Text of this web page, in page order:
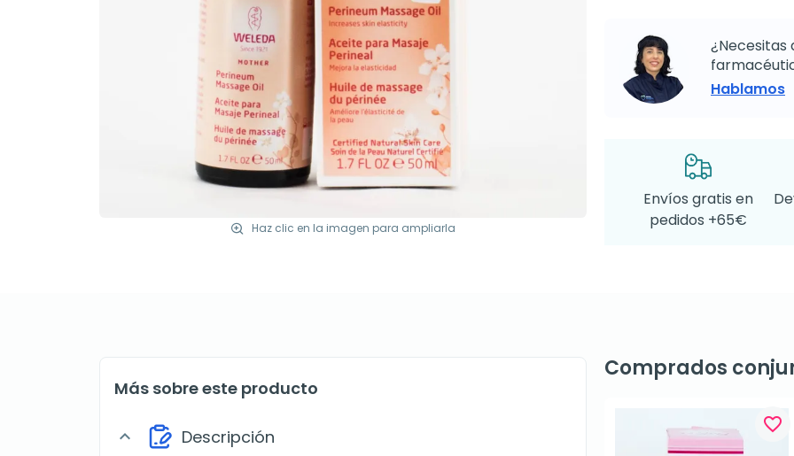
Haz clic en la imagen para ampliarla
¿Necesitas
Hablamos
Envíos gratis en
pedidos +65€
Más sobre este producto
expand_more Descripción
Comprados
favorite_border